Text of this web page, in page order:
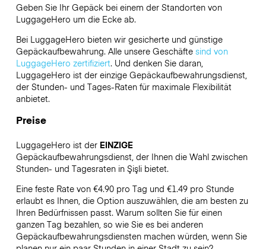
Geben Sie Ihr Gepäck bei einem der Standorten von
LuggageHero um die Ecke ab.
Bei LuggageHero bieten wir gesicherte und günstige
Gepäckaufbewahrung. Alle unsere Geschäfte sind von
LuggageHero zertifiziert. Und denken Sie daran,
LuggageHero ist der einzige Gepäckaufbewahrungsdienst,
der Stunden- und Tages-Raten für maximale Flexibilität
anbietet.
Preise
LuggageHero ist der EINZIGE
Gepäckaufbewahrungsdienst, der Ihnen die Wahl zwischen
Stunden- und Tagesraten in Şişli bietet.
Eine feste Rate von €4.90 pro Tag und €1.49 pro Stunde
erlaubt es Ihnen, die Option auszuwählen, die am besten zu
Ihren Bedürfnissen passt. Warum sollten Sie für einen
ganzen Tag bezahlen, so wie Sie es bei anderen
Gepäckaufbewahrungsdiensten machen würden, wenn Sie